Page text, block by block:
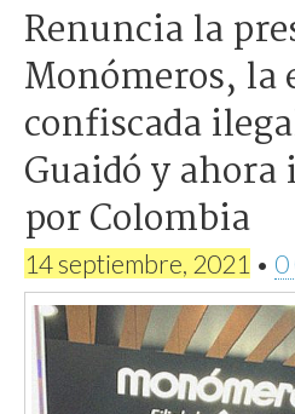
Renuncia la
Monómeros, la
confiscada
Guaidó y
por Colombia
14 septiembre, 2021 • 0